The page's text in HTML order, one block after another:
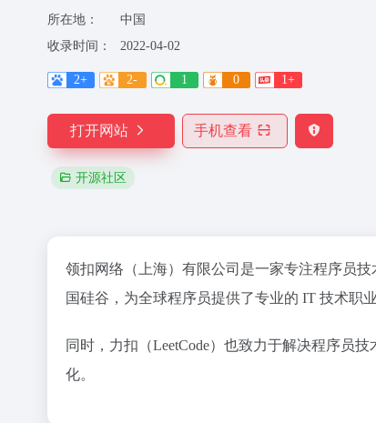
所在地：
中国
收录时间：
2022-04-02
2+ 2- 1 0 1+
打开网站 手机查看
开源社区
领扣网络（上海）有限公司是一家专注程序员
国硅谷，为全球程序员提供了专业的 IT 技术职
同时，力扣（LeetCode）也致力于解决程序员
化。